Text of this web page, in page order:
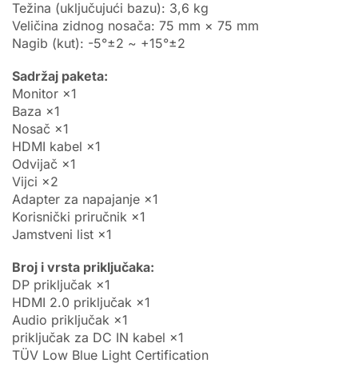
Težina (uključujući bazu): 3,6 kg
Veličina zidnog nosača: 75 mm × 75 mm
Nagib (kut): -5°±2 ~ +15°±2
Sadržaj paketa:
Monitor ×1
Baza ×1
Nosač ×1
HDMI kabel ×1
Odvijač ×1
Vijci ×2
Adapter za napajanje ×1
Korisnički priručnik ×1
Jamstveni list ×1
Broj i vrsta priključaka:
DP priključak ×1
HDMI 2.0 priključak ×1
Audio priključak ×1
priključak za DC IN kabel ×1
TÜV Low Blue Light Certification